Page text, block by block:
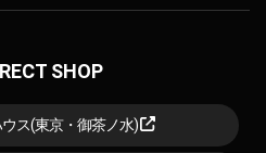
SHOP
ウス(東京・御茶ノ水)